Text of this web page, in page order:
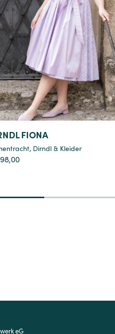
Details
FIONA
, Dirndl & Kleider
eG